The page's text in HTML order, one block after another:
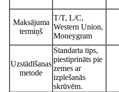
Maksājuma
termiņš
T/T, L/C,
Western Union,
Moneygram
Uzstādīšanas
metode
Standarta tips,
piestiprināts pie
zemes ar
izplešanās
skrūvēm.